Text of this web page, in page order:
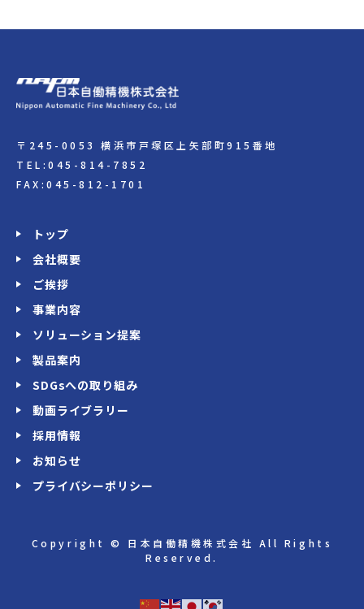
〒245-0053 横浜市戸塚区上矢部町915番地
TEL:045-814-7852
FAX:045-812-1701
トップ
会社概要
ご挨拶
事業内容
ソリューション提案
製品案内
SDGsへの取り組み
動画ライブラリー
採用情報
お知らせ
プライバシーポリシー
Copyright © 日本自働精機株式会社 All Rights
Reserved.